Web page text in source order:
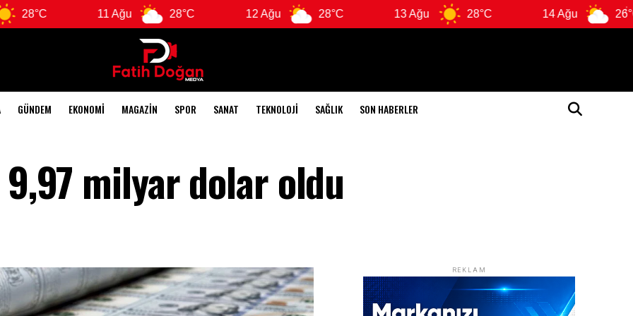
11 Ağu 28°C 28°C 13 Ağu 28°C 14 Ağu 26°C
GÜNDEM EKONOMI MAGAZIN SPOR SANAT TEKNOLOJI SAĞLIK SON HABERLER
9,97 milyar dolar oldu
REKLAM